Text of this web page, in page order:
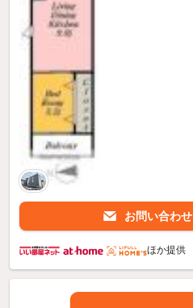
お問い合わせ
ほか提供